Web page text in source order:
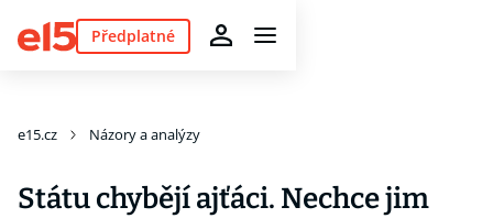
Předplatné
e15.cz Názory a analýzy
Státu chybějí ajťáci. Nechce jim